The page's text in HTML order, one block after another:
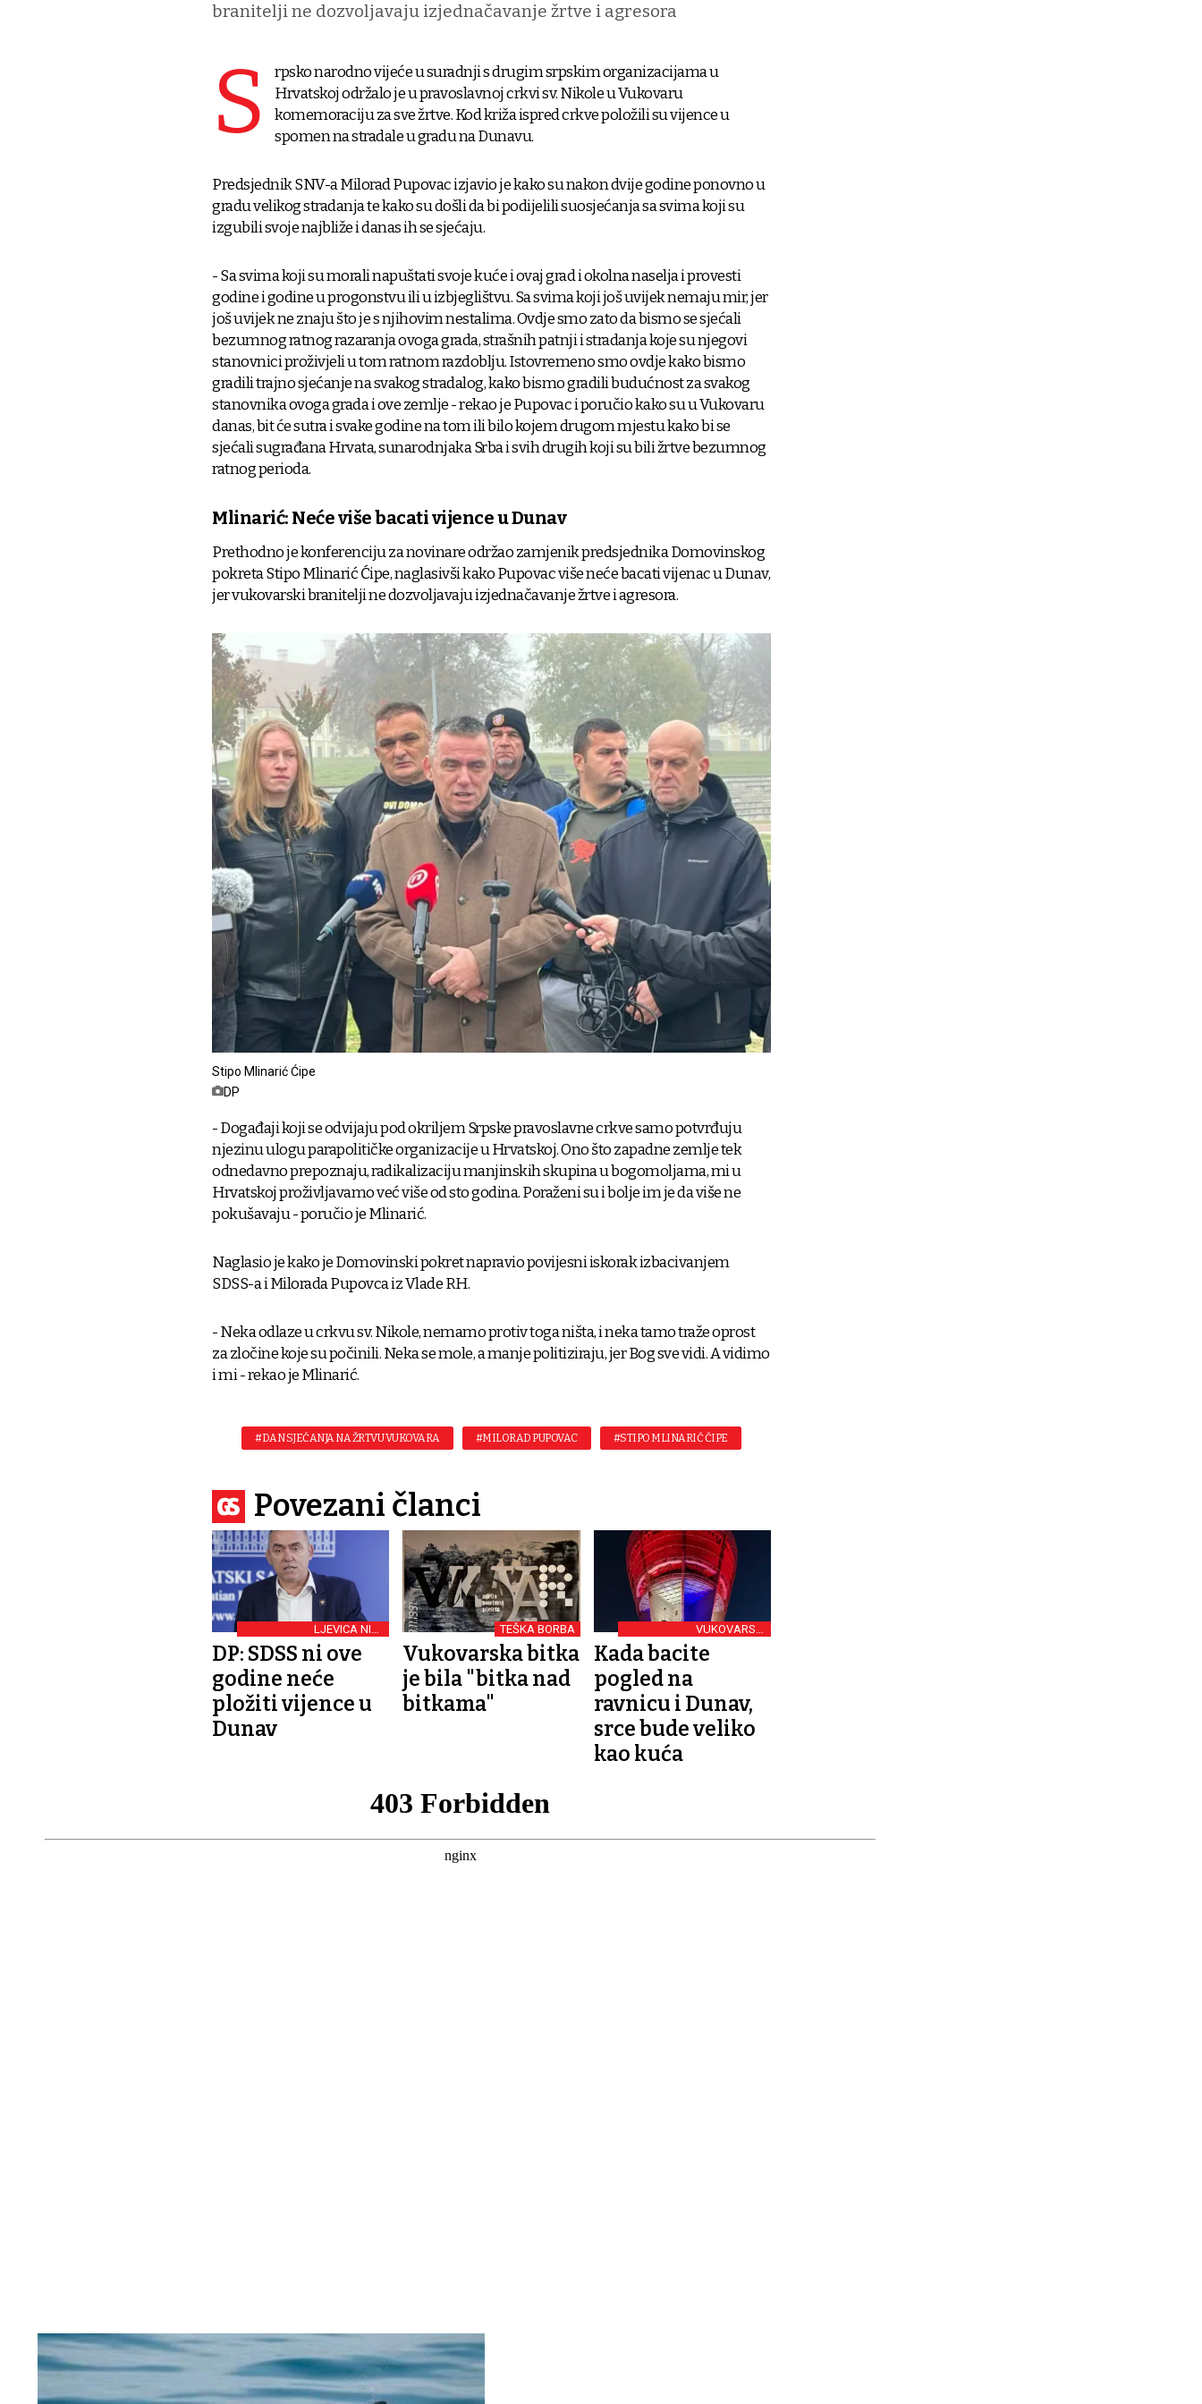
branitelji ne dozvoljavaju izjednačavanje žrtve i agresora
S
rpsko narodno vijeće u suradnji s drugim srpskim organizacijama u
Hrvatskoj održalo je u pravoslavnoj crkvi sv. Nikole u Vukovaru
komemoraciju za sve žrtve. Kod križa ispred crkve položili su vijence u
spomen na stradale u gradu na Dunavu.
Predsjednik SNV-a Milorad Pupovac izjavio je kako su nakon dvije godine ponovno u
gradu velikog stradanja te kako su došli da bi podijelili suosjećanja sa svima koji su
izgubili svoje najbliže i danas ih se sjećaju.
- Sa svima koji su morali napuštati svoje kuće i ovaj grad i okolna naselja i provesti
godine i godine u progonstvu ili u izbjeglištvu. Sa svima koji još uvijek nemaju mir, jer
još uvijek ne znaju što je s njihovim nestalima. Ovdje smo zato da bismo se sjećali
bezumnog ratnog razaranja ovoga grada, strašnih patnji i stradanja koje su njegovi
stanovnici proživjeli u tom ratnom razdoblju. Istovremeno smo ovdje kako bismo
gradili trajno sjećanje na svakog stradalog, kako bismo gradili budućnost za svakog
stanovnika ovoga grada i ove zemlje - rekao je Pupovac i poručio kako su u Vukovaru
danas, bit će sutra i svake godine na tom ili bilo kojem drugom mjestu kako bi se
sjećali sugrađana Hrvata, sunarodnjaka Srba i svih drugih koji su bili žrtve bezumnog
ratnog perioda.
Mlinarić: Neće više bacati vijence u Dunav
Prethodno je konferenciju za novinare održao zamjenik predsjednika Domovinskog
pokreta Stipo Mlinarić Ćipe, naglasivši kako Pupovac više neće bacati vijenac u Dunav,
jer vukovarski branitelji ne dozvoljavaju izjednačavanje žrtve i agresora.
Stipo Mlinarić Ćipe
DP
- Događaji koji se odvijaju pod okriljem Srpske pravoslavne crkve samo potvrđuju
njezinu ulogu parapolitičke organizacije u Hrvatskoj. Ono što zapadne zemlje tek
odnedavno prepoznaju, radikalizaciju manjinskih skupina u bogomoljama, mi u
Hrvatskoj proživljavamo već više od sto godina. Poraženi su i bolje im je da više ne
pokušavaju - poručio je Mlinarić.
Naglasio je kako je Domovinski pokret napravio povijesni iskorak izbacivanjem
SDSS-a i Milorada Pupovca iz Vlade RH.
- Neka odlaze u crkvu sv. Nikole, nemamo protiv toga ništa, i neka tamo traže oprost
za zločine koje su počinili. Neka se mole, a manje politiziraju, jer Bog sve vidi. A vidimo
i mi - rekao je Mlinarić.
#DAN SJEĆANJA NA ŽRTVU VUKOVARA #MILORAD PUPOVAC #STIPO MLINARIĆ ĆIPE
Povezani članci
LJEVICA NIJE
ZADOVOLJNA
DP: SDSS ni ove
godine neće
pložiti vijence u
Dunav
TEŠKA BORBA
Vukovarska bitka
je bila "bitka nad
bitkama"
VUKOVARSKI
VODOTORANJ SIMBOL
HRVATSKOG
ZAJEDNIŠTVA
Kada bacite
pogled na
ravnicu i Dunav,
srce bude veliko
kao kuća